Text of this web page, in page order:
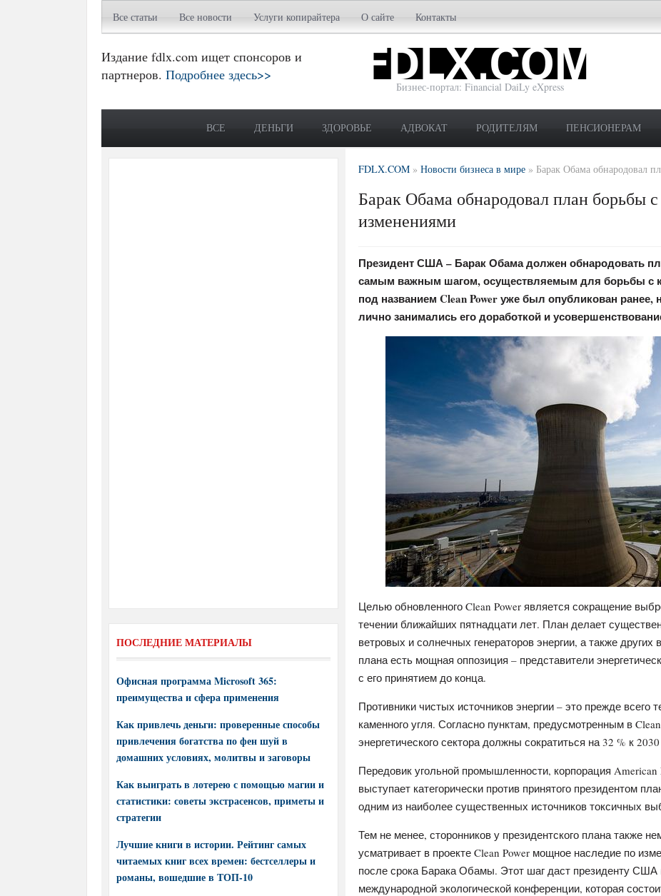
Все статьи Все новости Услуги копирайтера О сайте Контакты
Издание fdlx.com ищет спонсоров и
партнеров. Подробнее здесь>>
Бизнес-портал: Financial DaiLy eXpress
ВСЕ ДЕНЬГИ ЗДОРОВЬЕ АДВОКАТ РОДИТЕЛЯМ ПЕНСИОНЕРАМ
FDLX.COM » Новости бизнеса в мире » Барак Обама обнародовал
Барак Обама обнародовал план борьбы
изменениями
Президент США – Барак Обама должен обнародовать
самым важным шагом, осуществляемым для борьбы с
под названием Clean Power уже был опубликован ранее,
лично занимались его доработкой и
Целью обновленного Clean Power является сокращение
течении ближайших пятнадцати лет. План делает
ветровых и солнечных генераторов энергии, а также
плана есть мощная оппозиция – представители
с его принятием до конца.
Противники чистых источников энергии – это прежде всего
каменного угля. Согласно пунктам, предусмотренным в
энергетического сектора должны сократиться на 32 % к 2030
Передовик угольной промышленности, корпорация
выступает категорически против принятого президентом
одним из наиболее существенных источников токсичных
Тем не менее, сторонников у президентского плана также
усматривает в проекте Clean Power мощное наследие по
после срока Барака Обамы. Этот шаг даст президенту
международной экологической конференции, которая
ПОСЛЕДНИЕ МАТЕРИАЛЫ
Офисная программа Microsoft 365:
преимущества и сфера применения
Как привлечь деньги: проверенные способы
привлечения богатства по фен шуй в
домашних условиях, молитвы и заговоры
Как выиграть в лотерею с помощью магии и
статистики: советы экстрасенсов, приметы и
стратегии
Лучшие книги в истории. Рейтинг самых
читаемых книг всех времен: бестселлеры и
романы, вошедшие в ТОП-10